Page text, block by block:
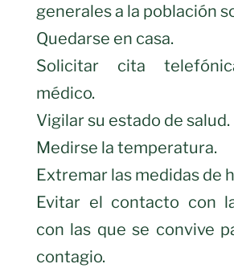
generales a la población
Quedarse en casa.
Solicitar cita
médico.
Vigilar su estado de salud.
Medirse la temperatura.
Extremar las medidas de
Evitar el contacto con
con las que se convive
contagio.